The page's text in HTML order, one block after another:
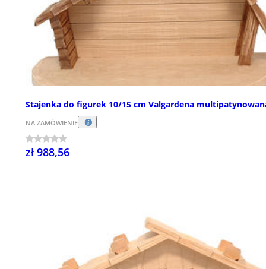
Stajenka do figurek 10/15 cm Valgardena
NA ZAMÓWIENIE
zł 988,56